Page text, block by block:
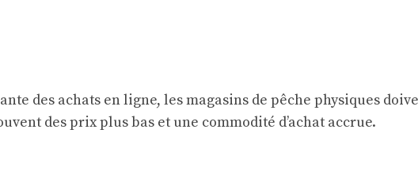
des achats en ligne, les magasins de pêche physiques
des prix plus bas et une commodité d’achat accrue.